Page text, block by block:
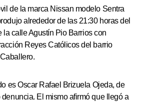
de la marca Nissan modelo Sentra
alrededor de las 21:30 horas del
la calle Agustín Pio Barrios con
Reyes Católicos del barrio
es Oscar Rafael Brizuela Ojeda, de
El mismo afirmó que llegó a